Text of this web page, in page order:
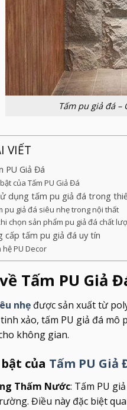
Tấm pu giả đá
VIẾT
PU Giả Đá
của Tấm PU Giả Đá
dụng tấm pu giả đá trong
pu giả đá siêu nhẹ trong nội thất
chọn sản phẩm pu giả đá chất
cấp tấm pu giả đá uy tín
PU Decor
Tấm PU Giả
nhẹ được sản xuất từ
xảo, tấm PU giả đá
không gian.
của Tấm PU Giả
Thấm Nước: Tấm PU
Điều này đặc biệt